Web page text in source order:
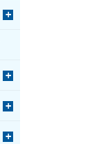
+
+
+
+